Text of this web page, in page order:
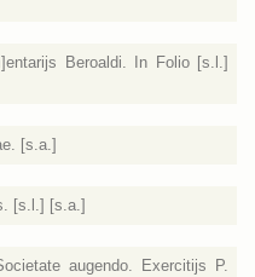
Beroaldi. In Folio [s.l.]
[s.a.]
[s.l.] [s.a.]
augendo. Exercitijs P.